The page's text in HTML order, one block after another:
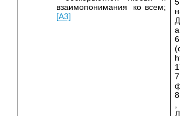
взаимопонимания ко всем;
[A3]
,